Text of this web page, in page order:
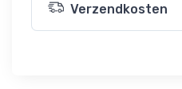
Verzendkosten